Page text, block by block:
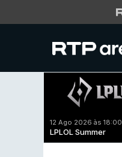
12 Ago 2026 às 18:00
LPLOL Summer